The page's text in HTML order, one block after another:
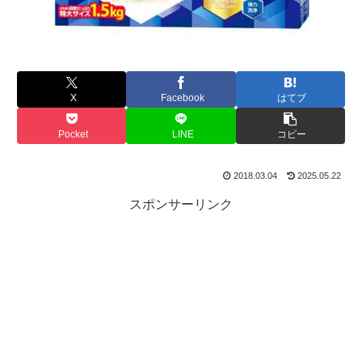
X Facebook はてブ
Pocket LINE コピー
2018.03.04 2025.05.22
スポンサーリンク